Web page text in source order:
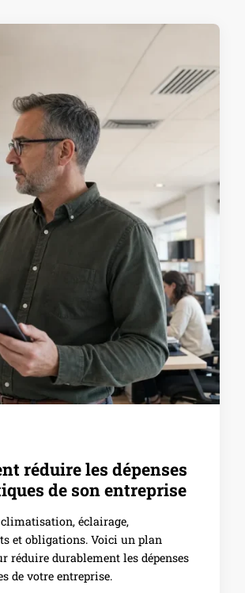
réduire les dépenses
de son entreprise
éclairage,
et obligations. Voici un plan
réduire durablement les dépenses
de votre entreprise.